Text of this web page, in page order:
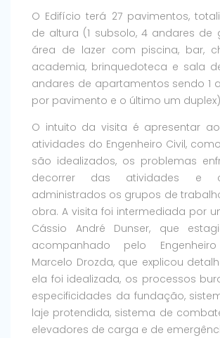
O Edifício terá 27 pavimentos,
de altura (1 subsolo, 4 andares de
área de lazer com piscina, bar,
academia, brinquedoteca e sala
andares de apartamentos sendo 1
por pavimento e o último um
O intuito da visita é apresentar
atividades do Engenheiro Civil,
são idealizados, os problemas
decorrer das atividades e
administrados os grupos de
obra. A visita foi intermediada por
Cássio André Dunser, que
acompanhado pelo
Marcelo Drozda, que explicou
ela foi idealizada, os processos
especificidades da fundação,
laje protendida, sistema de
elevadores de carga e de